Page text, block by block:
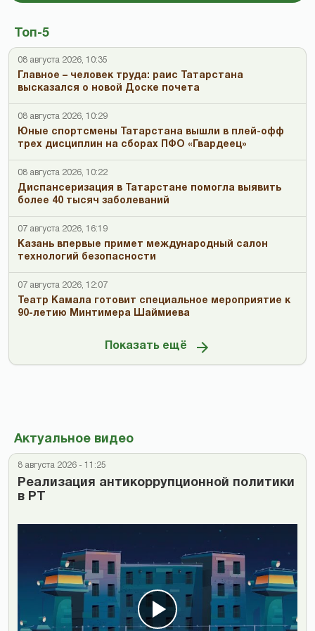
Топ-5
08 августа 2026, 10:35
Главное – человек труда: раис Татарстана
высказался о новой Доске почета
08 августа 2026, 10:29
Юные спортсмены Татарстана вышли в плей-офф
трех дисциплин на сборах ПФО «Гвардеец»
08 августа 2026, 10:22
Диспансеризация в Татарстане помогла выявить
более 40 тысяч заболеваний
07 августа 2026, 16:19
Казань впервые примет международный салон
технологий безопасности
07 августа 2026, 12:07
Театр Камала готовит специальное мероприятие к
90-летию Минтимера Шаймиева
Показать ещё
Актуальное видео
8 августа 2026 - 11:25
Реализация антикоррупционной политики
в РТ